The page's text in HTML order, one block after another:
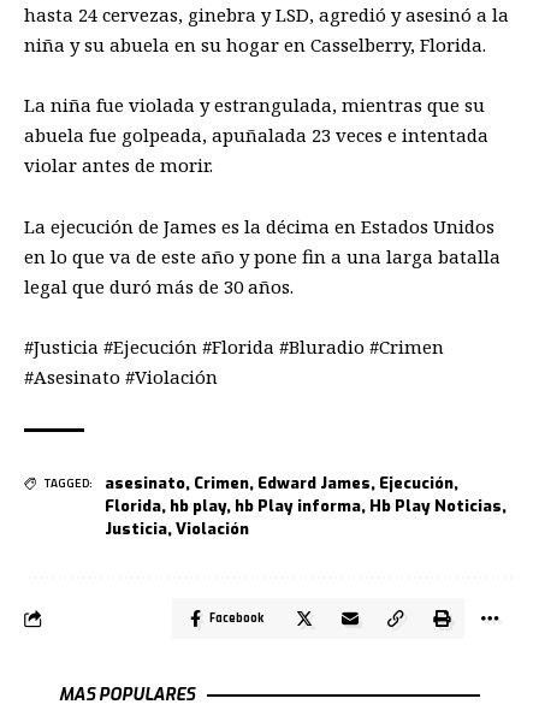
hasta 24 cervezas, ginebra y LSD, agredió y asesinó a la
niña y su abuela en su hogar en Casselberry, Florida.
La niña fue violada y estrangulada, mientras que su
abuela fue golpeada, apuñalada 23 veces e intentada
violar antes de morir.
La ejecución de James es la décima en Estados Unidos
en lo que va de este año y pone fin a una larga batalla
legal que duró más de 30 años.
#Justicia #Ejecución #Florida #Bluradio #Crimen
#Asesinato #Violación
TAGGED: asesinato, Crimen, Edward James, Ejecución,
Florida, hb play, hb Play informa, Hb Play Noticias,
Justicia,Violación
Facebook
MAS POPULARES